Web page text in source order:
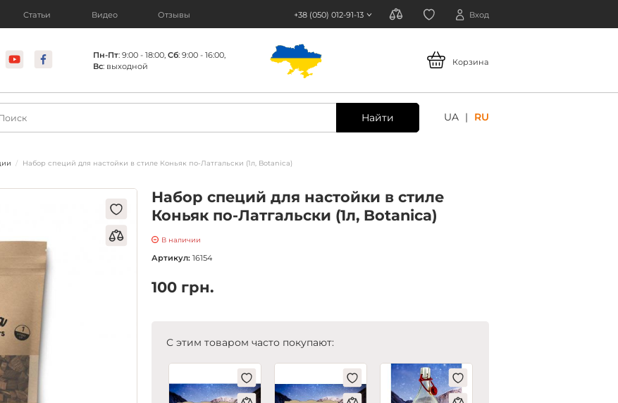
Статьи Видео Отзывы Вход
+38 (050) 012-91-13
Пн-Пт: 9:00 - 18:00,Сб: 9:00 - 16:00,
Вс: выходной Корзина
Найти UA RU
Набор специй для настойки в стиле Коньяк по-Латгальски (1л, Botanica)
Набор специй для настойки в стиле
Коньяк по-Латгальски (1л, Botanica)
В наличии
Артикул:16154
100 грн.
С этим товаром часто покупают: